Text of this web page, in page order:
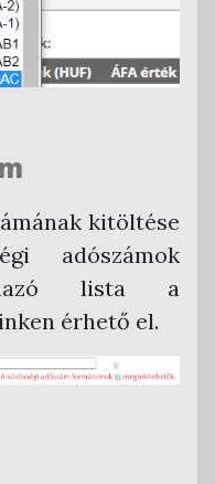
kitöltése
adószámok
lista a
érhető el.